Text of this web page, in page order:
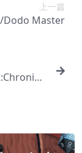
上一篇
Dodo Master